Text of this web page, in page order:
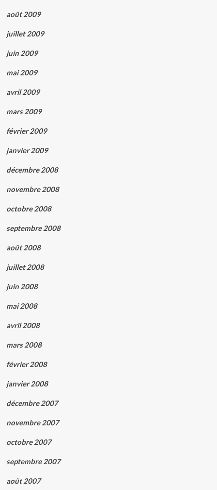
août 2009
juillet 2009
juin 2009
mai 2009
avril 2009
mars 2009
février 2009
janvier 2009
décembre 2008
novembre 2008
octobre 2008
septembre 2008
août 2008
juillet 2008
juin 2008
mai 2008
avril 2008
mars 2008
février 2008
janvier 2008
décembre 2007
novembre 2007
octobre 2007
septembre 2007
août 2007